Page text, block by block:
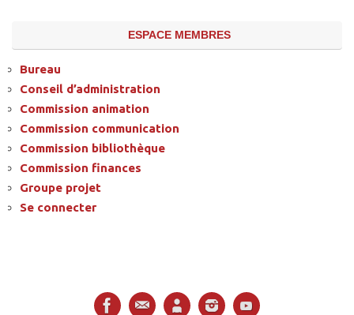
ESPACE MEMBRES
Bureau
Conseil d’administration
Commission animation
Commission communication
Commission bibliothèque
Commission finances
Groupe projet
Se connecter